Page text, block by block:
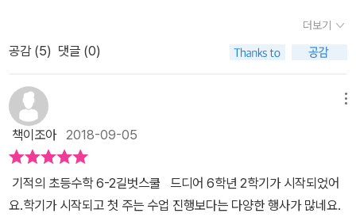
이라 좋아했어요 +혼자공부의 힘이 커지는 수학문제집이라 자부해
요.+ 제가 좀..혼자공부 많이 조아해효 ㅋㅋㅋ +초등수학의 마지막,
6학년 2학기.차례를 보며 마음을 단디~ (왜 제가 단디..ㅎㅎ)기적의
초등수학, 1학년부터 6학년까지느낌이 같게 유지가 되네요 :D둘째아
이도 1학년부터 접해왔던터라,통일된 느낌으로 쭈~욱 반갑고요 ㅎㅎ
공부계획 세우기 + 공부할 내용 살펴보기 로 시작.기적의 초등수학
은 연결되는 타학년+단원 안내가저는 그래서 참 마음에 들더랍니다!
수학이란 모름지기 연결 연결하여 쌓아가니깐요.혼자공부의 힘을 넘
나 좋아하는 또 다른 1인 아이.요새 은근 신바람나게 풀어보는 초등수
더보기
공감 (5) 댓글 (0)
책이조아2018-09-05
기적의 초등수학 6-2​길벗스쿨 ​ 드디어 6학년 2학기가 시작되었어
요.학기가 시작되고 첫 주는 수업 진행보다는 다양한 행사가 많네요.